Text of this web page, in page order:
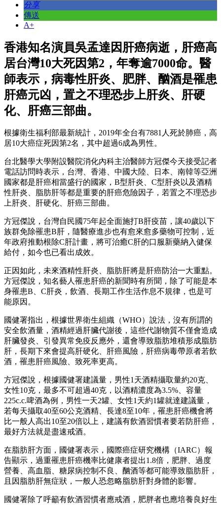
分享
傳送
A+
香港知名演員吳孟達因肝癌病逝，肝癌高
居台灣10大死因第2，年奪逾7000命。醫
師表示，病毒性肝炎、肥胖、酗酒是罹患
肝癌元凶，置之不理恐步上肝炎、肝硬
化、肝癌三部曲。
根據衛生福利部最新統計，2019年全台有7881人死於肺癌，高
居10大癌症死因第2名，其中超過6成為男性。
台北醫學大學附設醫院消化內科主治醫師方冠傑今天接受記者
電話訪問時表示，台灣、香港、中國大陸、日本、南韓等亞洲
國家都是肝癌相當盛行的國家，B型肝炎、C型肝炎以及酒精
性肝炎、脂肪肝等都是重要的肝癌危險因子，若置之不理恐步
上肝炎、肝硬化、肝癌三部曲。
方冠傑說，台灣自民國75年起全面施打B肝疫苗，讓40歲以下
族群免除罹患B肝，隨醫療進步也有愈來愈多藥物可控制，近
年政府推動根除C肝計畫，將可治癒C肝的口服新藥納入健保
給付，如今也已看出成效。
正因如此，未來酒精性肝炎、脂肪肝將是肝癌防治一大重點。
方冠傑說，知名藝人罹患肝癌的新聞時有所聞，除了可能是本
身罹患B、C肝炎，飲酒、長期工作生活作息不規律，也是可
能原因。
國健署指出，根據世界衛生組織（WHO）說法，沒有所謂的
安全飲酒量，酒精經過肝臟代謝後，這些代謝物質不僅會造成
肝臟發炎、引發異常免疫反應外，還會導致脂肪堆積形成脂肪
肝，長期下來會提高肝硬化、肝癌風險，肝癌病毒帶原者若飲
酒，罹患肝癌風險、致死率更高。
方冠傑說，根據國健署建議量，男性1天酒精攝取量約20克、
女性10克，最多不可超過40克，以酒精濃度為3.5%、容量
225c.c.啤酒為例，男性一天2罐、女性1天約1罐就達建議量，
若每天攝取40至60公克酒精、長達8至10年，罹患肝癌機會將
比一般人高出10至20倍以上，建議有飲酒習慣者要若防肝癌，
最好方法就是盡速戒酒。
在脂肪肝方面，國健署表示，國際癌症研究機構（IARC）報
告顯示，過重罹患肝癌機率比健康者提出1.8倍，肥胖、過度
營養、高血脂、糖尿病控制不良、酗酒等都可能導致脂肪肝，
且因脂肪肝無症狀，一般人恐忽略脂肪肝對身體的影響。
國健署除了呼籲有飲酒習慣者應戒酒，肥胖者也應培養良好生